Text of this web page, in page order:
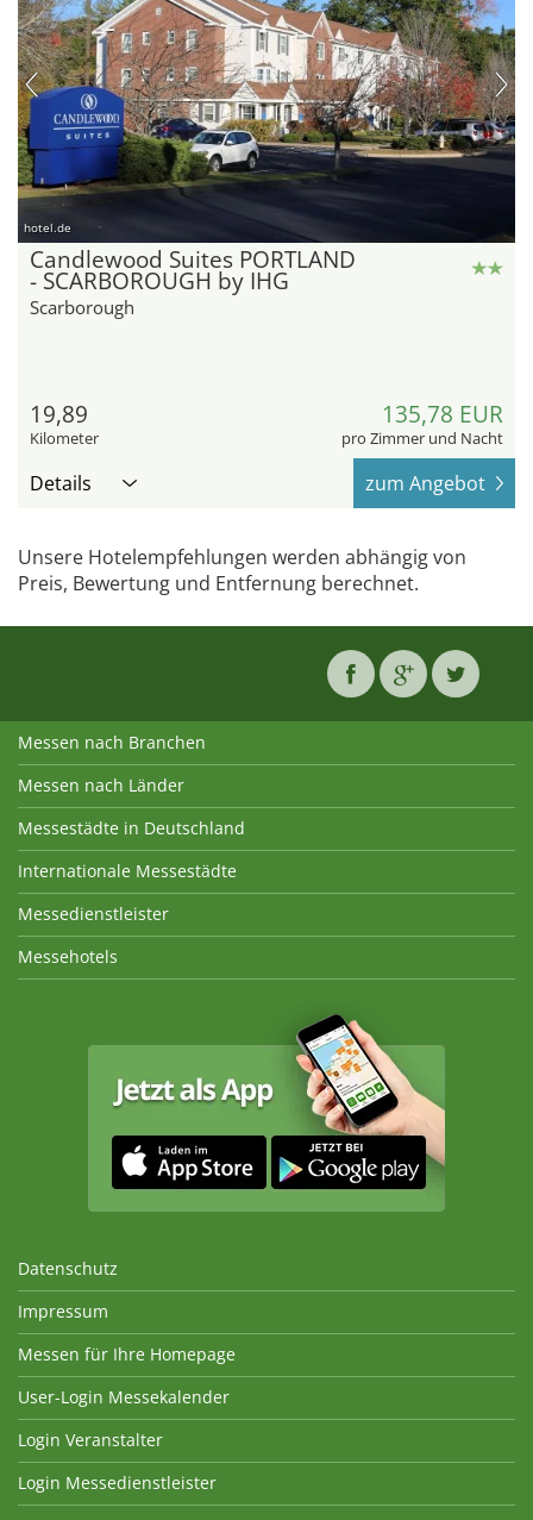
hotel.de
Candlewood Suites PORTLAND
- SCARBOROUGH by IHG
Scarborough
19,89
Kilometer
135,78 EUR
pro Zimmer und Nacht
Details zum Angebot
Unsere Hotelempfehlungen werden abhängig von
Preis, Bewertung und Entfernung berechnet.
Messen nach Branchen
Messen nach Länder
Messestädte in Deutschland
Internationale Messestädte
Messedienstleister
Messehotels
Datenschutz
Impressum
Messen für Ihre Homepage
User-Login Messekalender
Login Veranstalter
Login Messedienstleister